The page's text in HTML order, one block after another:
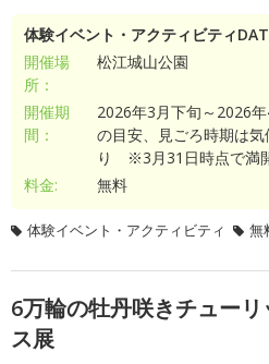
体験イベント・アクティビティ
開催場
所：
松江城山公園
開催期
間：
2026年3月下旬～2026
の目安、見ごろ時期は
り ※3月31日時点で満
料金:
無料
体験イベント・アクティビティ 無
6万輪の牡丹咲きチュー
ス展